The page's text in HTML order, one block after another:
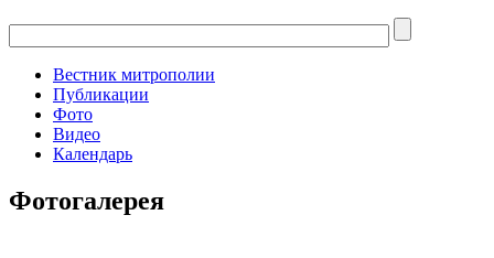
Вестник митрополии
Публикации
Фото
Видео
Календарь
Фотогалерея